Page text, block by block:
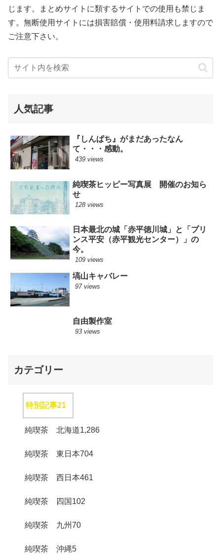
じます。まとめサイトに類するサイトでの使用も禁じま
す。無断使用サイトには損害賠償・使用料請求しますので
ご注意下さい。
人気記事
『しんぱち』がまだあったなん
て・・・感動。
439 views
純喫茶ヒッピー写真展 開催のお知ら
せ
128 views
日本最北の城「赤平徳川城」と「プリ
ンス平安（赤平観光センター）」の
今。
109 views
塙山キャバレー
97 views
自由製作室
93 views
カテゴリー
特別記事21
純喫茶 北海道1,286
純喫茶 東日本704
純喫茶 西日本461
純喫茶 四国 102
純喫茶 九州70
純喫茶 沖縄5